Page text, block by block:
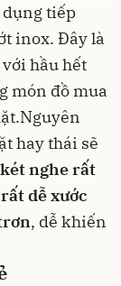
dụng tiếp
inox. Đây là
hầu hết
món đồ mua
hay thái sẽ
nghe rất
dễ xước
, dễ khiến